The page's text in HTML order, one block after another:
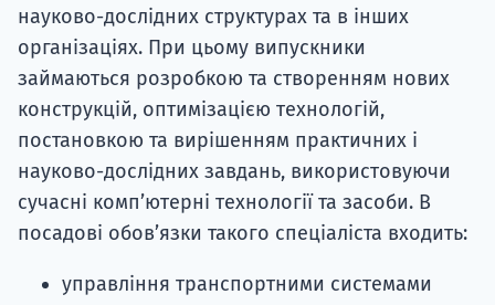
науково-дослідних структурах та в інших
організаціях. При цьому випускники
займаються розробкою та створенням нових
конструкцій, оптимізацією технологій,
постановкою та вирішенням практичних і
науково-дослідних завдань, використовуючи
сучасні комп’ютерні технології та засоби. В
посадові обов’язки такого спеціаліста входить:
управління транспортними системами